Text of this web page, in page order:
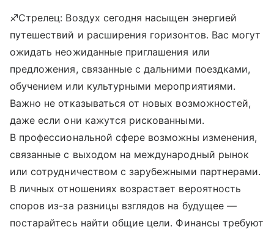
♐Стрелец: Воздух сегодня насыщен энергией
путешествий и расширения горизонтов. Вас могут
ожидать неожиданные приглашения или
предложения, связанные с дальними поездками,
обучением или культурными мероприятиями.
Важно не отказываться от новых возможностей,
даже если они кажутся рискованными.
В профессиональной сфере возможны изменения,
связанные с выходом на международный рынок
или сотрудничеством с зарубежными партнерами.
В личных отношениях возрастает вероятность
споров из-за разницы взглядов на будущее —
постарайтесь найти общие цели. Финансы требуют